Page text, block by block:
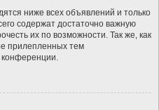
ниже всех объявлений и только
содержат достаточно важную
их по возможности. Так же, как
прилепленных тем